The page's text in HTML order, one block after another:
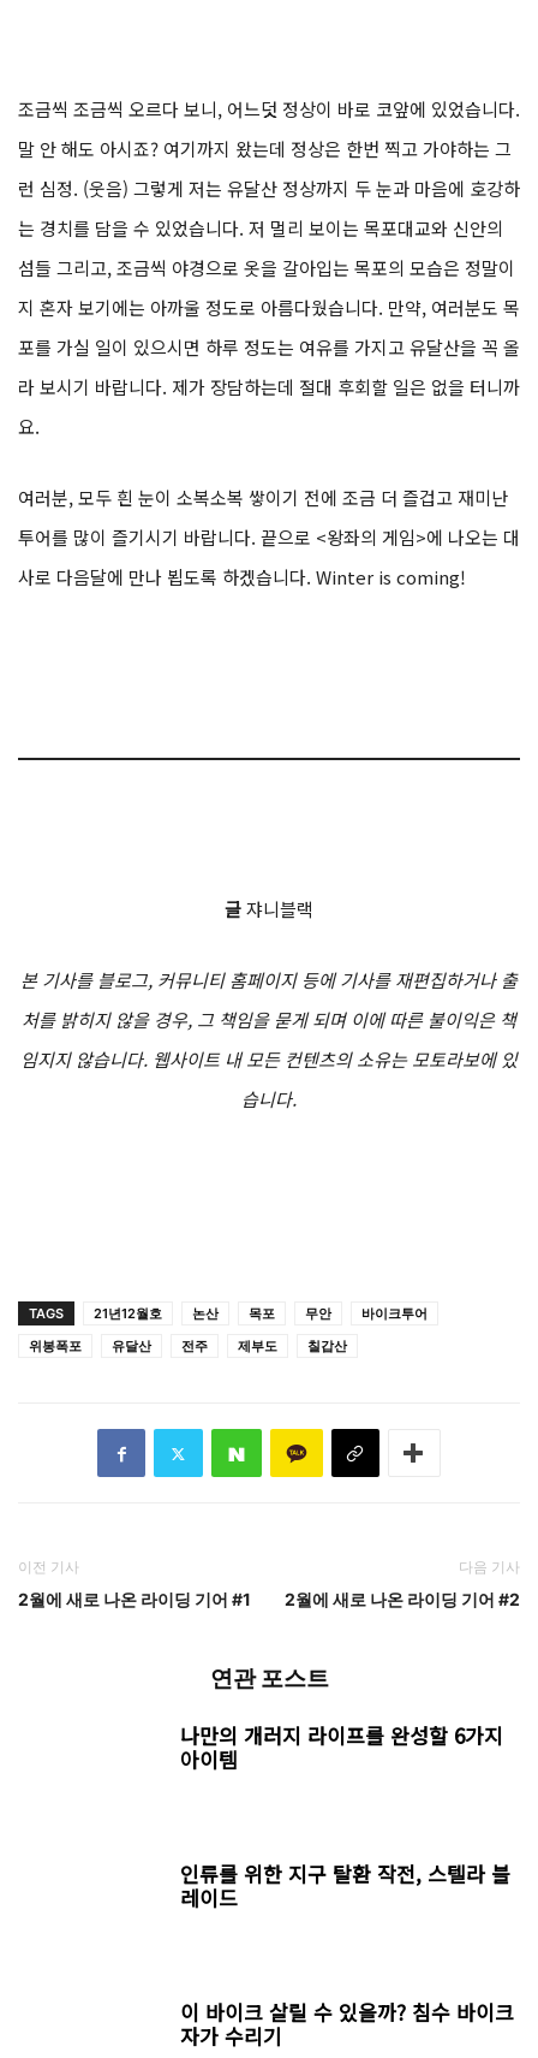
조금씩 조금씩 오르다 보니, 어느덧 정상이 바로 코앞에 있었습니다.
말 안 해도 아시죠? 여기까지 왔는데 정상은 한번 찍고 가야하는 그
런 심정. (웃음) 그렇게 저는 유달산 정상까지 두 눈과 마음에 호강하
는 경치를 담을 수 있었습니다. 저 멀리 보이는 목포대교와 신안의
섬들 그리고, 조금씩 야경으로 옷을 갈아입는 목포의 모습은 정말이
지 혼자 보기에는 아까울 정도로 아름다웠습니다. 만약, 여러분도 목
포를 가실 일이 있으시면 하루 정도는 여유를 가지고 유달산을 꼭 올
라 보시기 바랍니다. 제가 장담하는데 절대 후회할 일은 없을 터니까
요.
여러분, 모두 흰 눈이 소복소복 쌓이기 전에 조금 더 즐겁고 재미난
투어를 많이 즐기시기 바랍니다. 끝으로 <왕좌의 게임>에 나오는 대
사로 다음달에 만나 뵙도록 하겠습니다. Winter is coming!
글쟈니블랙
본 기사를 블로그, 커뮤니티 홈페이지 등에 기사를 재편집하거나 출
처를 밝히지 않을 경우, 그 책임을 묻게 되며 이에 따른 불이익은 책
임지지 않습니다. 웹사이트 내 모든 컨텐츠의 소유는 모토라보에 있
습니다.
TAGS 21년12월호 논산 목포 무안
바이크투어
위봉폭포
유달산 전주 제부도 칠갑산
이전 기사
2월에 새로 나온 라이딩 기어 #1
다음 기사
2월에 새로 나온 라이딩 기어 #2
연관 포스트
나만의 개러지 라이프를 완성할 6가지
아이템
인류를 위한 지구 탈환 작전, 스텔라 블
레이드
이 바이크 살릴 수 있을까? 침수 바이크
자가 수리기